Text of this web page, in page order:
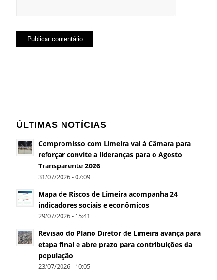
ÚLTIMAS NOTÍCIAS
Compromisso com Limeira vai à Câmara para
reforçar convite a lideranças para o Agosto
Transparente 2026
31/07/2026 - 07:09
Mapa de Riscos de Limeira acompanha 24
indicadores sociais e econômicos
29/07/2026 - 15:41
Revisão do Plano Diretor de Limeira avança para
etapa final e abre prazo para contribuições da
população
23/07/2026 - 10:05